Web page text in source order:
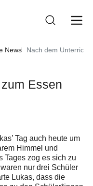
News
Nach dem Unterricht
Essen
Tag auch heute um
Himmel und
Tages zog es sich zu
nur drei Schüler
Lukas, dass die